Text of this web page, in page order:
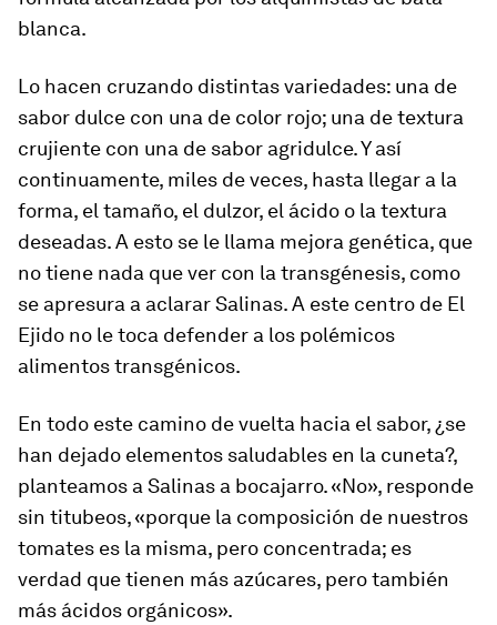
blanca.
Lo hacen cruzando distintas variedades: una de
sabor dulce con una de color rojo; una de textura
crujiente con una de sabor agridulce. Y así
continuamente, miles de veces, hasta llegar a la
forma, el tamaño, el dulzor, el ácido o la textura
deseadas. A esto se le llama mejora genética, que
no tiene nada que ver con la transgénesis, como
se apresura a aclarar Salinas. A este centro de El
Ejido no le toca defender a los polémicos
alimentos transgénicos.
En todo este camino de vuelta hacia el sabor, ¿se
han dejado elementos saludables en la cuneta?,
planteamos a Salinas a bocajarro. «No», responde
sin titubeos, «porque la composición de nuestros
tomates es la misma, pero concentrada; es
verdad que tienen más azúcares, pero también
más ácidos orgánicos».